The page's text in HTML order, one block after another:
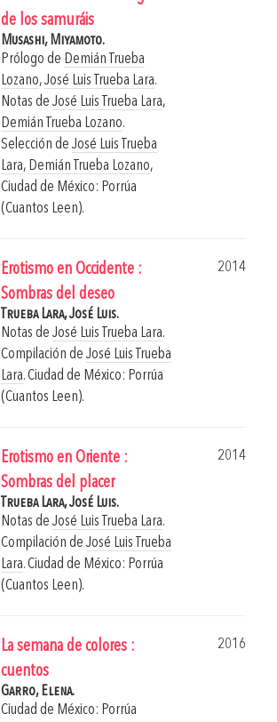
de los samuráis
Musashi, Miyamoto.
Prólogo de Demián Trueba
Lozano,José Luis Trueba Lara.
Notas de José Luis Trueba Lara,
Demián Trueba Lozano.
Selección de José Luis Trueba
Lara, Demián Trueba Lozano,
Ciudad de México: Porrúa
(Cuantos Leen).
Erotismo en Occidente :
Sombras del deseo
2014
Trueba Lara, José Luis.
Notas de José Luis Trueba Lara.
Compilación de José Luis Trueba
Lara.Ciudad de México: Porrúa
(Cuantos Leen).
Erotismo en Oriente :
Sombras del placer
2014
Trueba Lara, José Luis.
Notas de José Luis Trueba Lara.
Compilación de José Luis Trueba
Lara.Ciudad de México: Porrúa
(Cuantos Leen).
La semana de colores :
cuentos
2016
Garro, Elena.
Ciudad de México: Porrúa